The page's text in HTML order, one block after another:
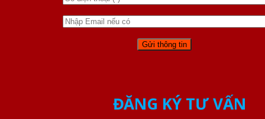
ĐĂNG KÝ TƯ VẤN